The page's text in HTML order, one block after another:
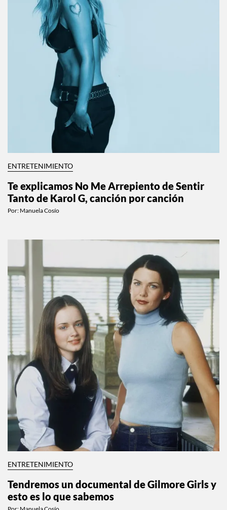
ENTRETENIMIENTO
Tanto de Karol G, canción por canción
ENTRETENIMIENTO